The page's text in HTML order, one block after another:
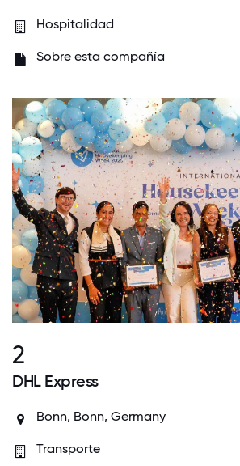
Hospitalidad
Sobre esta compañía
2
DHL Express
Bonn, Bonn, Germany
Transporte